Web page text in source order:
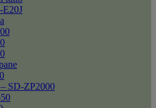
SD-ZP2000